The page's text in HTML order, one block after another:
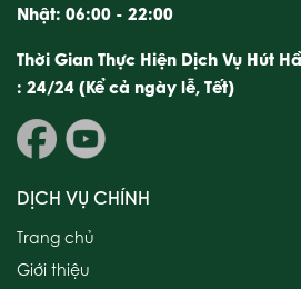
Nhật: 06:00 - 22:00
Thời Gian Thực Hiện Dịch Vụ Hút
: 24/24 (Kể cả ngày lễ, Tết)
DỊCH VỤ CHÍNH
Trang chủ
Giới thiệu